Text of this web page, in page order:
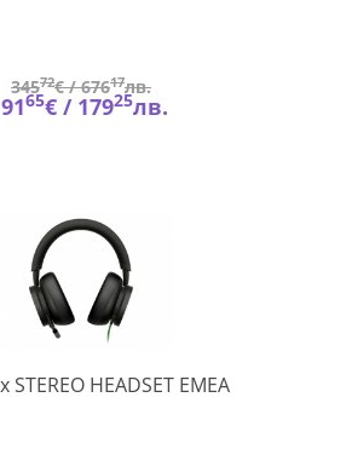
34572€ /67617лв.
9165€ / 17925лв.
STEREO HEADSET EMEA8LI-